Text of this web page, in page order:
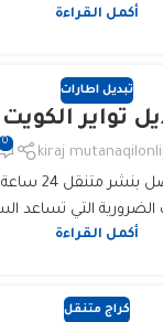
أكمل القراءة
تبديل اطارات
تواير الكويت
kiraj
0
تبديل تواير
التي تساعد
أكمل القراءة
كراج متنقل